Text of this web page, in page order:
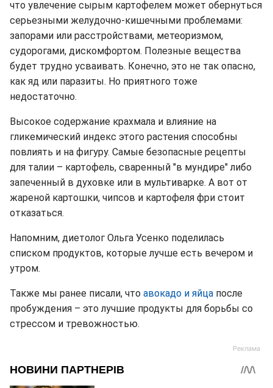
что увлечение сырым картофелем может обернуться
серьезными желудочно-кишечными проблемами:
запорами или расстройствами, метеоризмом,
судорогами, дискомфортом. Полезные вещества
будет трудно усваивать. Конечно, это не так опасно,
как яд или паразиты. Но приятного тоже
недостаточно.
Высокое содержание крахмала и влияние на
гликемический индекс этого растения способны
повлиять и на фигуру. Самые безопасные рецепты
для талии – картофель, сваренный "в мундире" либо
запеченный в духовке или в мультиварке. А вот от
жареной картошки, чипсов и картофеля фри стоит
отказаться.
Напомним, диетолог Ольга Усенко поделилась
списком продуктов, которые лучше есть вечером и
утром.
Также мы ранее писали, что авокадо и яйца после
пробуждения – это лучшие продукты для борьбы со
стрессом и тревожностью.